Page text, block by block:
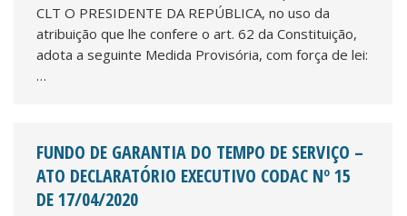
CLT O PRESIDENTE DA REPÚBLICA, no uso da
atribuição que lhe confere o art. 62 da Constituição,
adota a seguinte Medida Provisória, com força de lei:
…
FUNDO DE GARANTIA DO TEMPO DE SERVIÇO –
ATO DECLARATÓRIO EXECUTIVO CODAC Nº 15
DE 17/04/2020